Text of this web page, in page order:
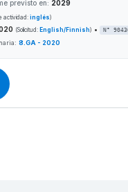
previsto en: 2029
actividad:inglés)
(Solicitud: English/Finnish) • N°
8.GA - 2020